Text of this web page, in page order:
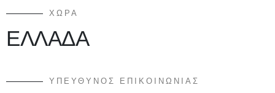
ΧΩΡΑ
ΕΛΛΑΔΑ
ΥΠΕΎΘΥΝΟΣ ΕΠΙΚΟΙΝΩΝΊΑΣ